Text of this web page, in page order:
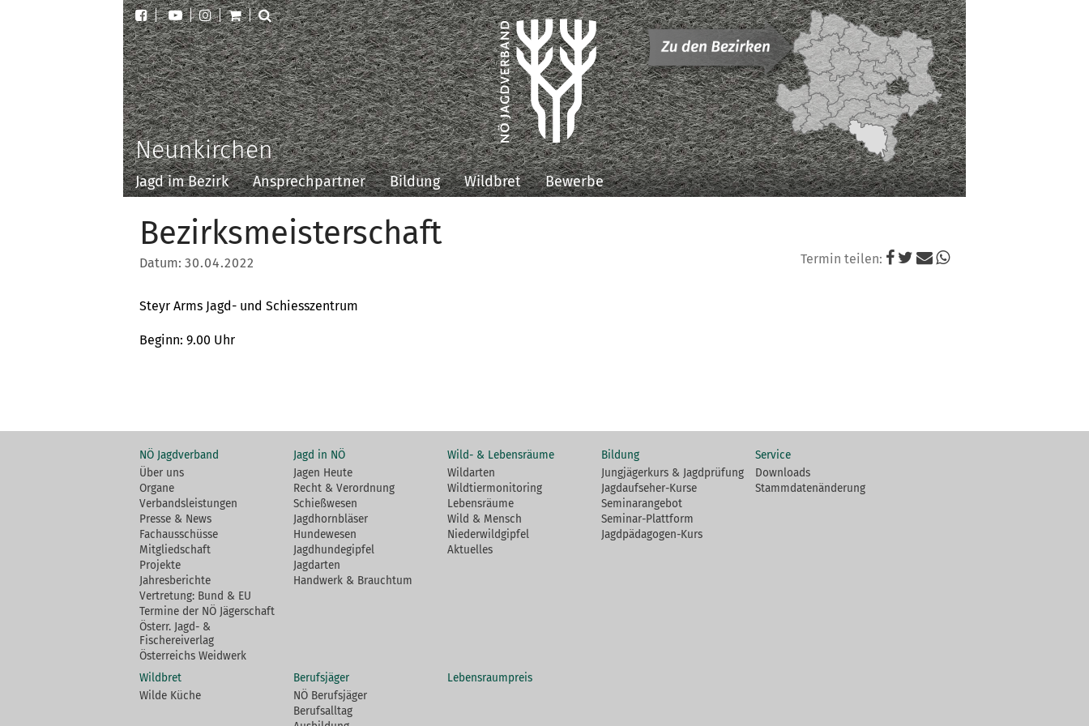
Neunkirchen
Jagd im Bezirk Ansprechpartner Bildung Wildbret Bewerbe
Bezirksmeisterschaft
Datum: 30.04.2022 Termin teilen:
Steyr Arms Jagd- und Schiesszentrum
Beginn: 9.00 Uhr
NÖ Jagdverband
Über uns
Organe
Verbandsleistungen
Presse & News
Fachausschüsse
Mitgliedschaft
Projekte
Jahresberichte
Vertretung: Bund & EU
Termine der NÖ Jägerschaft
Österr. Jagd- &
Fischereiverlag
Österreichs Weidwerk
Jagd in NÖ
Jagen Heute
Recht & Verordnung
Schießwesen
Jagdhornbläser
Hundewesen
Jagdhundegipfel
Jagdarten
Handwerk & Brauchtum
Wild- & Lebensräume
Wildarten
Wildtiermonitoring
Lebensräume
Wild & Mensch
Niederwildgipfel
Aktuelles
Bildung
Jungjägerkurs & Jagdprüfung
Jagdaufseher-Kurse
Seminarangebot
Seminar-Plattform
Jagdpädagogen-Kurs
Service
Downloads
Stammdatenänderung
Wildbret
Wilde Küche
Berufsjäger
NÖ Berufsjäger
Berufsalltag
Lebensraumpreis